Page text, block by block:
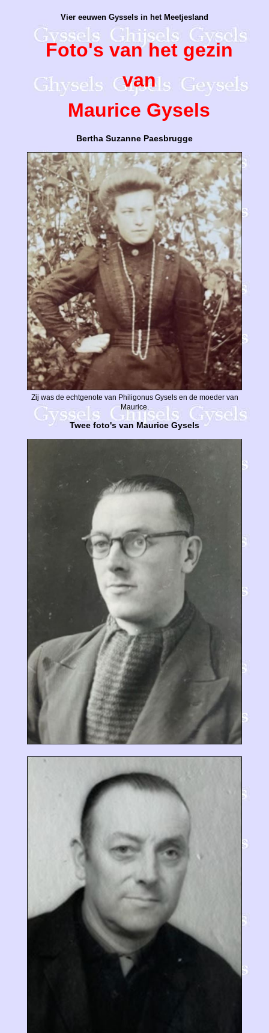
Vier eeuwen Gyssels in het Meetjesland
Foto's van het gezin
van
Maurice Gysels
Bertha Suzanne Paesbrugge
Zij was de echtgenote van Philigonus Gysels en de moeder van
Maurice.
Twee foto's van Maurice Gysels